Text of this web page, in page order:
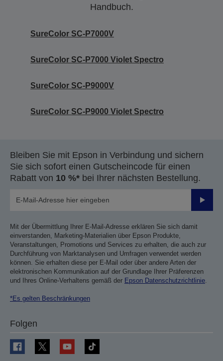
Handbuch.
SureColor SC-P7000V
SureColor SC-P7000 Violet Spectro
SureColor SC-P9000V
SureColor SC-P9000 Violet Spectro
Bleiben Sie mit Epson in Verbindung und sichern
Sie sich sofort einen Gutscheincode für einen
Rabatt von 10 %* bei Ihrer nächsten Bestellung.
Mit der Übermittlung Ihrer E-Mail-Adresse erklären Sie sich damit
einverstanden, Marketing-Materialien über Epson Produkte,
Veranstaltungen, Promotions und Services zu erhalten, die auch zur
Durchführung von Marktanalysen und Umfragen verwendet werden
können. Sie erhalten diese per E-Mail oder über andere Arten der
elektronischen Kommunikation auf der Grundlage Ihrer Präferenzen
und Ihres Online-Verhaltens gemäß der Epson Datenschutzrichtlinie
*Es gelten Beschränkungen
Folgen